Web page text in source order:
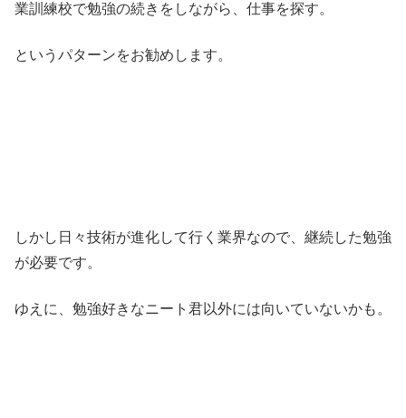
業訓練校で勉強の続きをしながら、仕事を探す。
というパターンをお勧めします。
しかし日々技術が進化して行く業界なので、継続した勉強
が必要です。
ゆえに、勉強好きなニート君以外には向いていないかも。